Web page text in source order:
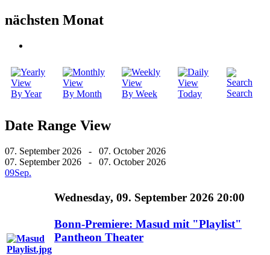
nächsten Monat
By Year By Month By Week Today Search
Date Range View
07. September 2026 - 07. October 2026
07. September 2026 - 07. October 2026
09Sep.
Wednesday, 09. September 2026 20:00
Bonn-Premiere: Masud mit "Playlist"
Pantheon Theater